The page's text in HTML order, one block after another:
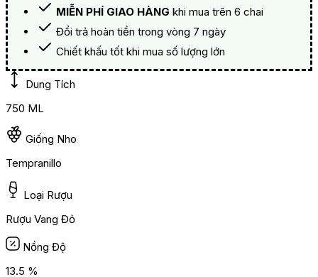
MIỄN PHÍ GIAO HÀNG khi mua trên 6 chai
Đổi trả hoàn tiền trong vòng 7 ngày
Chiết khấu tốt khi mua số lượng lớn
Dung Tích
750 ML
Giống Nho
Tempranillo
Loại Rượu
Rượu Vang Đỏ
Nồng Độ
13.5 %